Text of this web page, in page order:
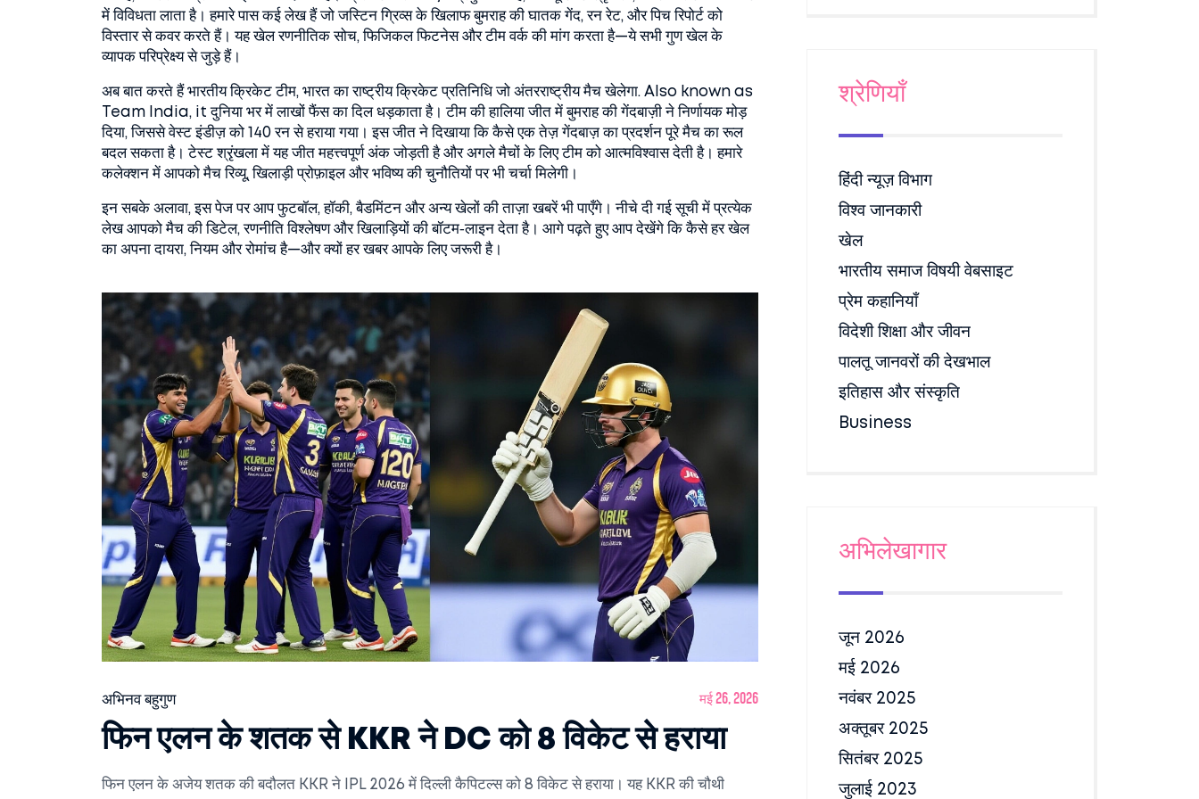
में विविधता लाता है। हमारे पास कई लेख हैं जो जस्टिन ग्रिव्स के खिलाफ बुमराह की घातक गेंद, रन रेट, और पिच रिपोर्ट को
विस्तार से कवर करते हैं। यह खेल रणनीतिक सोच, फिजिकल फिटनेस और टीम वर्क की मांग करता है—ये सभी गुण खेल के
व्यापक परिप्रेक्ष्य से जुड़े हैं।
अब बात करते हैं भारतीय क्रिकेट टीम, भारत का राष्ट्रीय क्रिकेट प्रतिनिधि जो अंतरराष्ट्रीय मैच खेलेगा. Also known as
Team India , it दुनिया भर में लाखों फैंस का दिल धड़काता है। टीम की हालिया जीत में बुमराह की गेंदबाज़ी ने निर्णायक मोड़
दिया, जिससे वेस्ट इंडीज़ को 140 रन से हराया गया। इस जीत ने दिखाया कि कैसे एक तेज़ गेंदबाज़ का प्रदर्शन पूरे मैच का रूल
बदल सकता है। टेस्ट श्रृंखला में यह जीत महत्त्वपूर्ण अंक जोड़ती है और अगले मैचों के लिए टीम को आत्मविश्वास देती है। हमारे
कलेक्शन में आपको मैच रिव्यू, खिलाड़ी प्रोफ़ाइल और भविष्य की चुनौतियों पर भी चर्चा मिलेगी।
इन सबके अलावा, इस पेज पर आप फुटबॉल, हॉकी, बैडमिंटन और अन्य खेलों की ताज़ा खबरें भी पाएँगे। नीचे दी गई सूची में प्रत्येक
लेख आपको मैच की डिटेल, रणनीति विश्लेषण और खिलाड़ियों की बॉटम‑लाइन देता है। आगे पढ़ते हुए आप देखेंगे कि कैसे हर खेल
का अपना दायरा, नियम और रोमांच है—और क्यों हर खबर आपके लिए जरूरी है।
अभिनव बहुगुण मई 26, 2026
फिन एलन के शतक से KKR ने DC को 8 विकेट से हराया
फिन एलन के अजेय शतक की बदौलत KKR ने IPL 2026 में दिल्ली कैपिटल्स को 8 विकेट से हराया। यह KKR की चौथी
श्रेणियाँ
हिंदी न्यूज़ विभाग
विश्व जानकारी
खेल
भारतीय समाज विषयी वेबसाइट
प्रेम कहानियाँ
विदेशी शिक्षा और जीवन
पालतू जानवरों की देखभाल
इतिहास और संस्कृति
Business
अभिलेखागार
जून 2026
मई 2026
नवंबर 2025
अक्तूबर 2025
सितंबर 2025
जुलाई 2023